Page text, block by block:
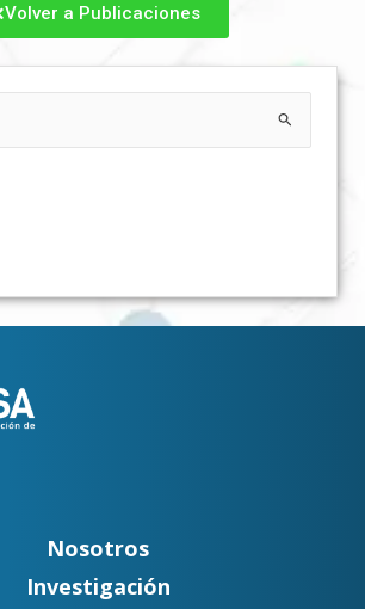
Volver a Publicaciones
Nosotros
Investigación